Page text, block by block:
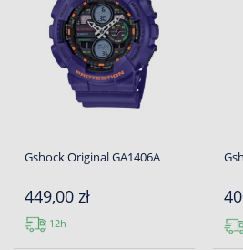
Gshock Original GA1406A
449,00 zł
12h